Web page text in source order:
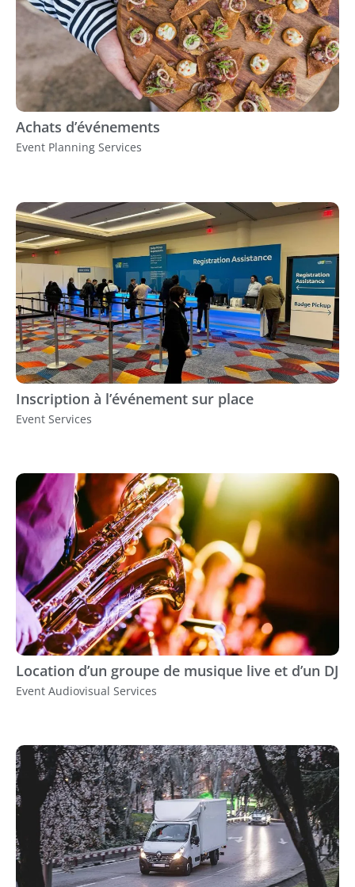
Achats d’événements
Event Planning Services
Inscription à l’événement sur place
Event Services
Location d’un groupe de musique live et d’un DJ
Event Audiovisual Services